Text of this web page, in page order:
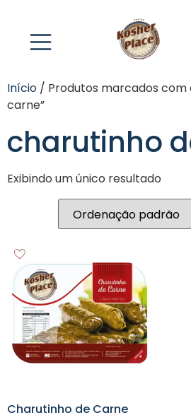
Início / Produtos marcados com
carne”
charutinho
Exibindo um único resultado
Charutinho de Carne